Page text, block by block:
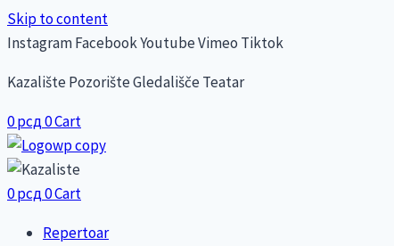
Skip to content
InstagramFacebookYoutubeVimeo Tiktok
Kazalište Pozorište Gledališče Teatar
0рсд0Cart
0рсд0Cart
Repertoar